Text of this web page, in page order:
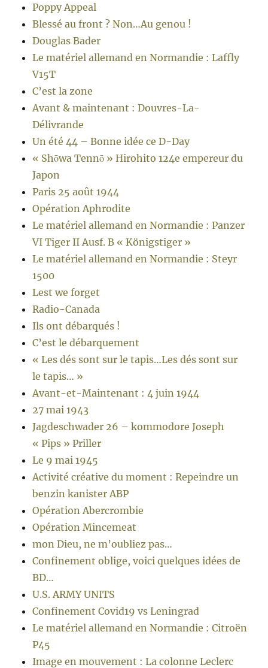
Poppy Appeal
Blessé au front ? Non…Au genou !
Douglas Bader
Le matériel allemand en Normandie : Laffly
V15T
C’est la zone
Avant & maintenant : Douvres-La-
Délivrande
Un été 44 – Bonne idée ce D-Day
« Shōwa Tennō » Hirohito 124e empereur du
Japon
Paris 25 août 1944
Opération Aphrodite
Le matériel allemand en Normandie : Panzer
VI Tiger II Ausf. B « Königstiger »
Le matériel allemand en Normandie : Steyr
1500
Lest we forget
Radio-Canada
Ils ont débarqués !
C’est le débarquement
« Les dés sont sur le tapis…Les dés sont sur
le tapis… »
Avant-et-Maintenant : 4 juin 1944
27 mai 1943
Jagdeschwader 26 – kommodore Joseph
« Pips » Priller
Le 9 mai 1945
Activité créative du moment : Repeindre un
benzin kanister ABP
Opération Abercrombie
Opération Mincemeat
mon Dieu, ne m’oubliez pas…
Confinement oblige, voici quelques idées de
BD…
U.S. ARMY UNITS
Confinement Covid19 vs Leningrad
Le matériel allemand en Normandie : Citroën
P45
Image en mouvement : La colonne Leclerc